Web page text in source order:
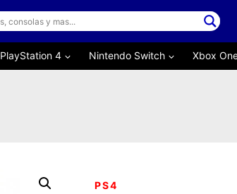
PlayStation 4 Nintendo Switch Xbox
PS4